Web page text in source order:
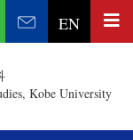
Kobe University
EN